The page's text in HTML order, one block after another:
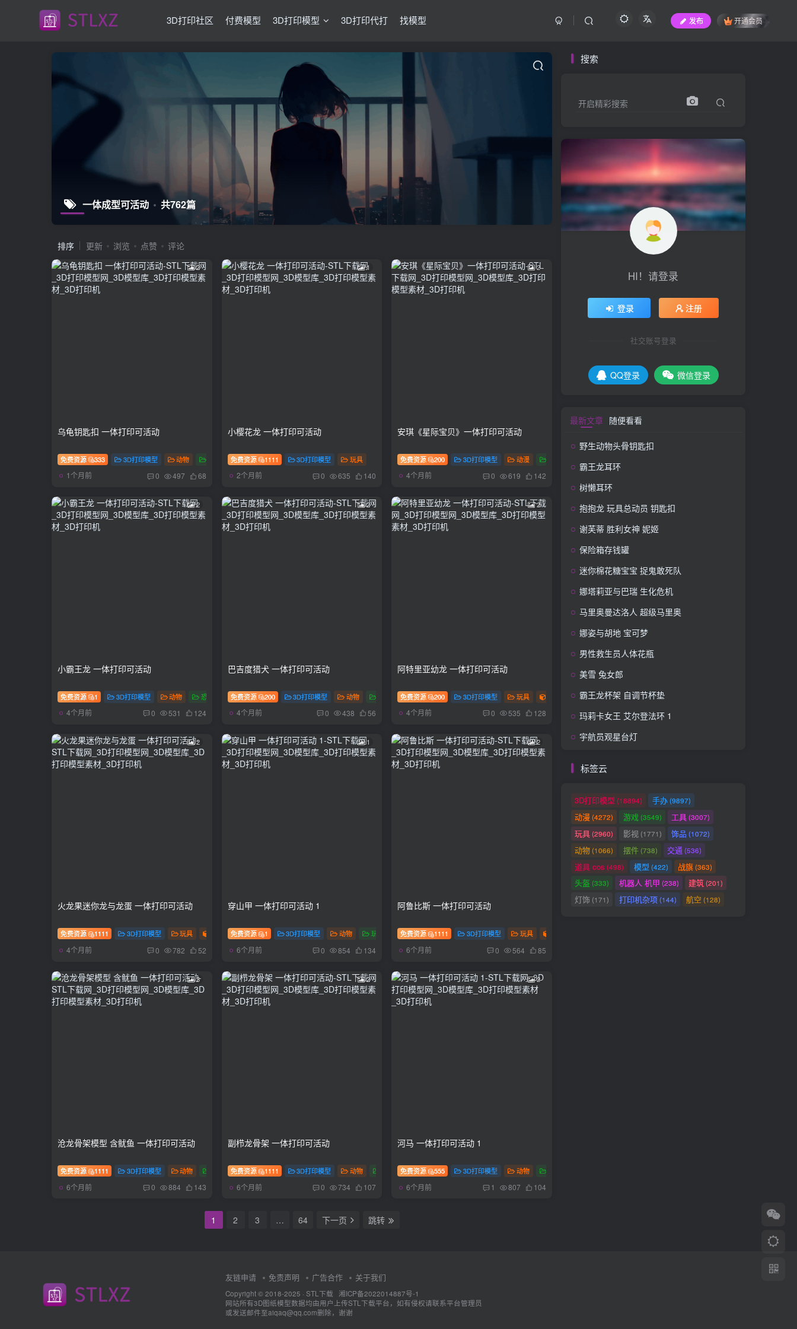
3D打印社区 付费模型 3D打印模型 3D打印代打 找模型 发布 开通会员
一体成型可活动 共762篇
排序 更新 浏览 点赞 评论
2
乌龟钥匙扣 一体打印可活动
免费资源 333 3D打印模型 动物
1个月前 0 497 68
1
小樱花龙 一体打印可活动
免费资源 1111 3D打印模型 玩具
2个月前 0 635 140
2
安琪《星际宝贝》一体打印可活动
免费资源 200 3D打印模型 动漫
4个月前 0 619 142
2
小霸王龙 一体打印可活动
免费资源 1 3D打印模型 动物 恐龙 多色
4个月前 0 531 124
2
巴吉度猎犬 一体打印可活动
免费资源 200 3D打印模型 动物
4个月前 0 438 56
2
阿特里亚幼龙 一体打印可活动
免费资源 200 3D打印模型 玩具
4个月前 0 535 128
2
火龙果迷你龙与龙蛋 一体打印可活动
免费资源 1111 3D打印模型 玩具
4个月前 0 782 52
1
穿山甲 一体打印可活动 1
免费资源 1 3D打印模型 动物 玩具
6个月前 0 854 134
2
阿鲁比斯 一体打印可活动
免费资源 1111 3D打印模型 玩具
6个月前 0 564 85
3
沧龙骨架模型 含鱿鱼 一体打印可活动
免费资源 1111 3D打印模型 动物 多色
6个月前 0 884 143
2
副栉龙骨架 一体打印可活动
免费资源 1111 3D打印模型 动物 多色
6个月前 0 734 107
2
河马 一体打印可活动 1
免费资源 555 3D打印模型 动物
6个月前 1 807 104
1 2 3 … 64 下一页 跳转
搜索
开启精彩搜索
HI！请登录
登录 注册
社交账号登录
QQ登录 微信登录
最新文章 随便看看
野生动物头骨钥匙扣
霸王龙耳环
树懒耳环
抱抱龙 玩具总动员 钥匙扣
谢芙蒂 胜利女神 妮姬
保险箱存钱罐
迷你棉花糖宝宝 捉鬼敢死队
娜塔莉亚与巴瑞 生化危机
马里奥曼达洛人 超级马里奥
娜姿与胡地 宝可梦
男性救生员人体花瓶
美雪 兔女郎
霸王龙杯架 自调节杯垫
玛莉卡女王 艾尔登法环 1
宇航员观星台灯
标签云
3D打印模型 (18894) 手办(9897)
动漫 (4272) 游戏(3549) 工具(3007)
玩具(2960) 影视 (1771) 饰品 (1072)
动物(1066) 摆件(738) 交通 (536)
道具 cos (498) 模型 (422) 战旗(363)
头盔 (333) 机器人 机甲 (238) 建筑(201)
灯饰 (171) 打印机杂项(144) 航空 (128)
友链申请 免责声明 广告合作 关于我们
Copyright © 2018-2025 · STL下载
湘ICP备2022014887号-1
网站所有3D图纸模型数据均由用户上传STL下载平台，如有侵权请联系平台管理员
或发送邮件至aiqaq@qq.com删除，谢谢